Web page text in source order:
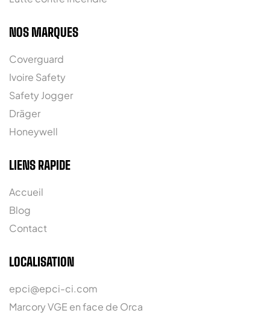
NOS MARQUES
Coverguard
Ivoire Safety
Safety Jogger
Dräger
Honeywell
LIENS RAPIDE
Accueil
Blog
Contact
LOCALISATION
epci@epci-ci.com
Marcory VGE en face de Orca